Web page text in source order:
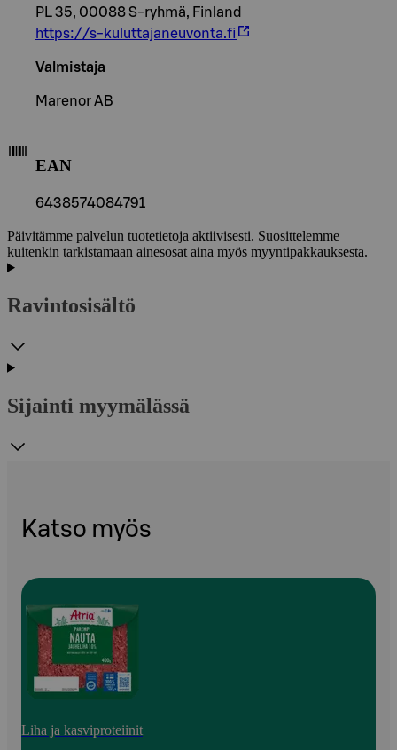
PL 35, 00088 S-ryhmä, Finland
https://s-kuluttajaneuvonta.fi
Valmistaja
Marenor AB
EAN
6438574084791
Päivitämme palvelun tuotetietoja aktiivisesti. Suosittelemme
kuitenkin tarkistamaan ainesosat aina myös myyntipakkauksesta.
Ravintosisältö
Sijainti myymälässä
Katso myös
Liha ja kasviproteiinit